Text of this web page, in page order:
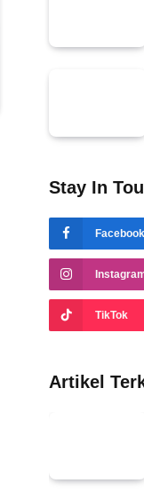
Stay In
Facebook
TikTok
Artikel